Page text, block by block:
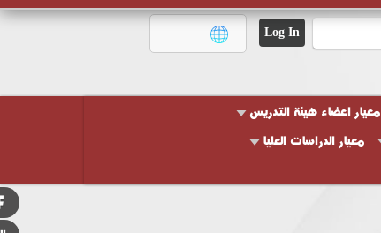
معيار اعضاء هيئة التدريس
معيار الدراسات العليا